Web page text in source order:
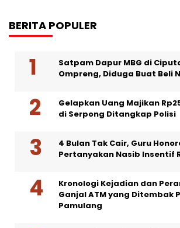
BERITA POPULER
Satpam Dapur MBG di
Ompreng, Diduga Buat Beli
Gelapkan Uang Majikan
di Serpong Ditangkap Polisi
4 Bulan Tak Cair, Guru
Pertanyakan Nasib Insentif
Kronologi Kejadian dan
Ganjal ATM yang Ditembak
Pamulang